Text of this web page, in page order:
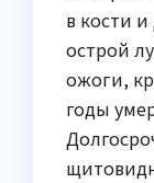
в кости
острой
ожоги,
годы